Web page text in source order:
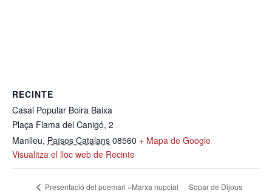
RECINTE
Casal Popular Boira Baixa
Plaça Flama del Canigó, 2
Manlleu, Països Catalans 08560 + Mapa de Google
Visualitza el lloc web de Recinte
Presentació del poemari «Marxa nupcial
Sopar de Dijous